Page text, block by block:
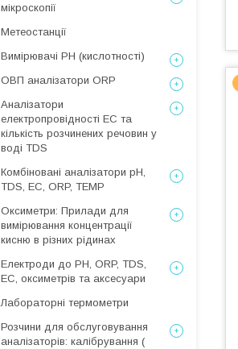
мікроскопії
Метеостанції
Вимірювачі РН (кислотності)
ОВП аналізатори ORP
Аналізатори
електропровідності EC та
кількість розчинених речовин у
воді TDS
Комбіновані аналізатори pH,
TDS, EC, ORP, TEMP
Оксиметри: Прилади для
вимірювання концентрації
кисню в різних рідинах
Електроди до PH, ORP, TDS,
EC, оксиметрів та аксесуари
Лабораторні термометри
Розчини для обслуговування
аналізаторів: калібрування (